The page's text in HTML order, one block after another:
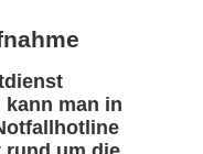
man in